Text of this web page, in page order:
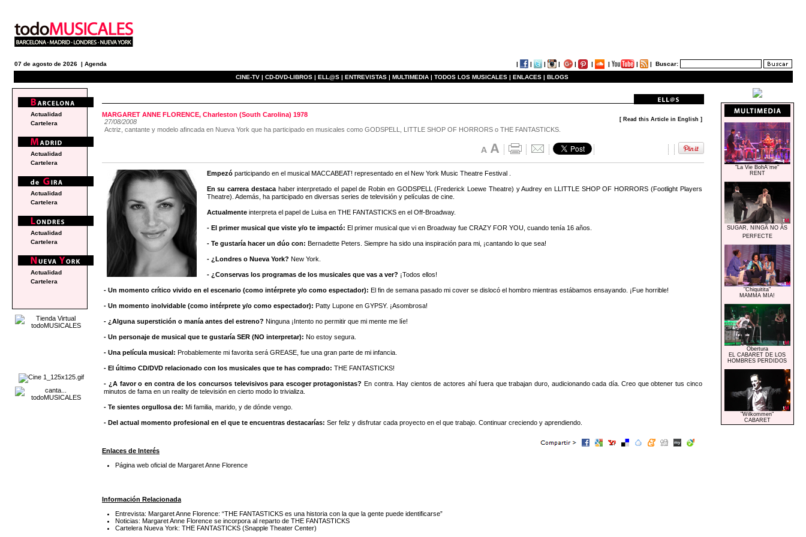
07 de agosto de 2026 | Agenda | | | | | | | | | Buscar:
CINE-TV | CD-DVD-LIBROS | ELL@S | ENTREVISTAS | MULTIMEDIA | TODOS LOS MUSICALES | ENLACES | BLOGS
[ Read this Article in English ]
MARGARET ANNE FLORENCE, Charleston (South Carolina) 1978
27/08/2008
Actriz, cantante y modelo afincada en Nueva York que ha participado en musicales como GODSPELL, LITTLE SHOP OF HORRORS o THE FANTASTICKS.
Empezóparticipando en el musical MACCABEAT! representado en el New York Music Theatre Festival .
En su carrera destacahaber interpretado el papel de Robin en GODSPELL (Frederick Loewe Theatre) y Audrey en LLITTLE SHOP OF HORRORS (Footlight Players
Theatre). Además, ha participado en diversas series de televisión y películas de cine.
Actualmenteinterpreta el papel de Luisa en THE FANTASTICKS en el Off-Broadway.
- El primer musical que viste y/o te impactó: El primer musical que vi en Broadway fue CRAZY FOR YOU, cuando tenía 16 años.
- Te gustaría hacer un dúo con: Bernadette Peters. Siempre ha sido una inspiración para mi, ¡cantando lo que sea!
- ¿Londres o Nueva York? New York.
- ¿Conservas los programas de los musicales que vas a ver? ¡Todos ellos!
- Un momento crítico vivido en el escenario (como intérprete y/o como espectador): El fin de semana pasado mi cover se dislocó el hombro mientras estábamos ensayando. ¡Fue horrible!
- Un momento inolvidable (como intérprete y/o como espectador):Patty Lupone en GYPSY. ¡Asombrosa!
- ¿Alguna superstición o manía antes del estreno? Ninguna ¡Intento no permitir que mi mente me líe!
- Un personaje de musical que te gustaría SER (NO interpretar): No estoy segura.
- Una película musical: Probablemente mi favorita será GREASE, fue una gran parte de mi infancia.
- El último CD/DVD relacionado con los musicales que te has comprado: THE FANTASTICKS!
- ¿A favor o en contra de los concursos televisivos para escoger protagonistas? En contra. Hay cientos de actores ahí fuera que trabajan duro, audicionando cada día. Creo que obtener tus cinco
minutos de fama en un reality de televisión en cierto modo lo trivializa.
- Te sientes orgullosa de: Mi familia, marido, y de dónde vengo.
- Del actual momento profesional en el que te encuentras destacarías: Ser feliz y disfrutar cada proyecto en el que trabajo. Continuar creciendo y aprendiendo.
Enlaces de Interés
Página web oficial de Margaret Anne Florence
Información Relacionada
Entrevista: Margaret Anne Florence: “THE FANTASTICKS es una historia con la que la gente puede identificarse”
Noticias: Margaret Anne Florence se incorpora al reparto de THE FANTASTICKS
Cartelera Nueva York: THE FANTASTICKS (Snapple Theater Center)
Actualidad
Cartelera
Actualidad
Cartelera
Actualidad
Cartelera
Actualidad
Cartelera
Actualidad
Cartelera
"La Vie BohÃ¨me"
RENT
SUGAR, NINGÃ NO ÃS
PERFECTE
"Chiquitita"
MAMMA MIA!
Obertura
EL CABARET DE LOS
HOMBRES PERDIDOS
"Wilkommen"
CABARET